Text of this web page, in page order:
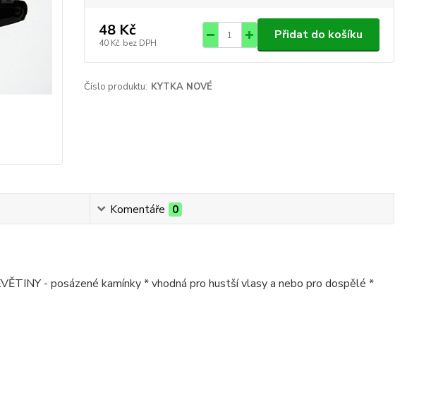
48 Kč
40 Kč bez DPH
Přidat do košíku
Číslo produktu: KYTKA NOVÉ
Komentáře 0
- posázené kamínky * vhodná pro hustší vlasy a nebo pro dospělé *